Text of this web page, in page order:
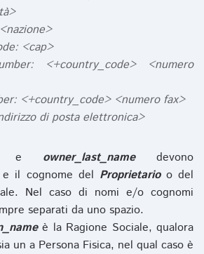
<cap>
<+country_code> <numero
<+country_code> <numero fax>
di posta elettronica>
owner_last_namedevono
il cognome del Proprietarioo del
Nel caso di nomi e/o cognomi
separati da uno spazio.
è la Ragione Sociale, qualora
un a Persona Fisica, nel qual caso è